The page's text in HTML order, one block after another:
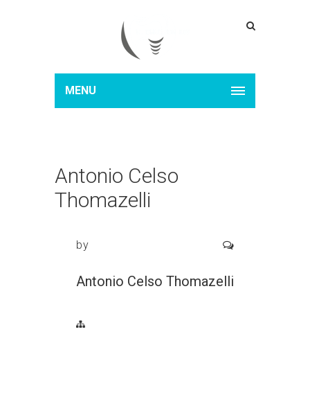
MENU
Antonio Celso
Thomazelli
by
Antonio Celso Thomazelli